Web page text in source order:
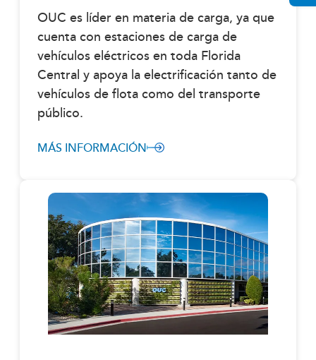
OUC es líder en materia de carga, ya que
cuenta con estaciones de carga de
vehículos eléctricos en toda Florida
Central y apoya la electrificación tanto de
vehículos de flota como del transporte
público.
MÁS INFORMACIÓN